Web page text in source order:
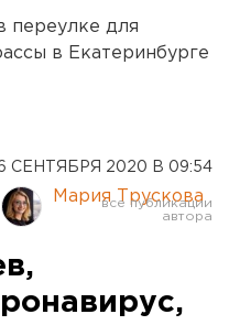
переулке для
в Екатеринбурге
СЕНТЯБРЯ 2020 В 09:54
Мария Трускова